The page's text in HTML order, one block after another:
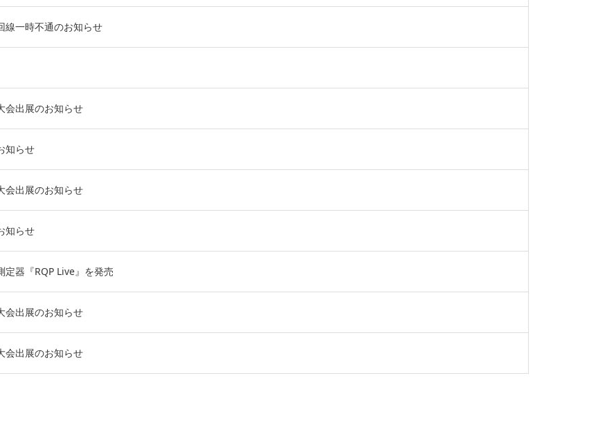
線一時不通のお知らせ
会出展のお知らせ
知らせ
会出展のお知らせ
知らせ
定器『RQP Live』を発売
会出展のお知らせ
会出展のお知らせ